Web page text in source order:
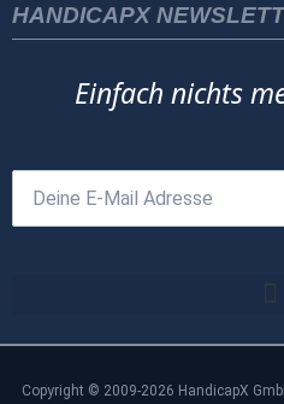
HANDICAPX
Einfach nichts
Copyright © 2009-2026 HandicapX